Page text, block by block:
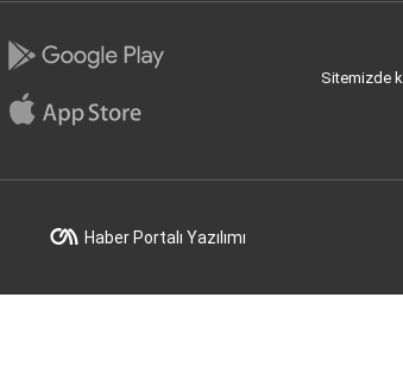
Sitemizde
Haber Portalı Yazılımı